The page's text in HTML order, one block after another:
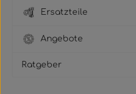
Ersatzteile
Angebote
Ratgeber